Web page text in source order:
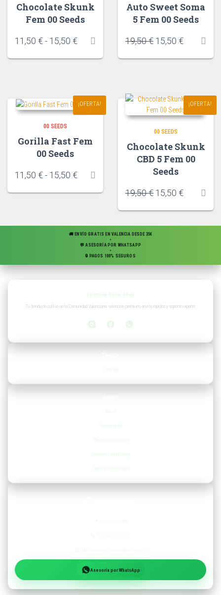
Chocolate Skunk
Fem 00 Seeds
11,50 €- 15,50 €
Auto Sweet Soma
5 Fem 00 Seeds
19,50€ 15,50 €
¡OFERTA!
00 SEEDS
Gorilla Fast Fem
00 Seeds
11,50 €- 15,50 €
¡OFERTA!
00 SEEDS
Chocolate Skunk
CBD 5 Fem 00
Seeds
19,50€ 15,50 €
🚚 ENVÍO GRATIS EN VALENCIA DESDE 35€
•
💬 ASESORÍA POR WHATSAPP
•
🔒 PAGOS 100% SEGUROS
Tu tienda de cultivo en la Comunidad Valenciana: selección premium, envíos rápidos y soporte experto.
Catálogo
Preguntas frecuentes
Términos y condiciones
Política de privacidad
Asesoría por WhatsApp